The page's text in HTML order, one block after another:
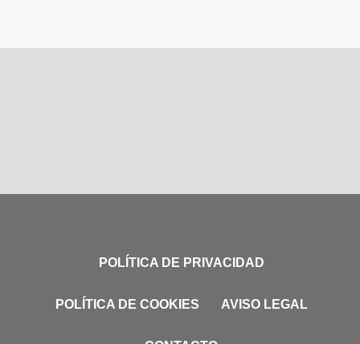
POLÍTICA DE PRIVACIDAD
POLÍTICA DE COOKIES AVISO LEGAL